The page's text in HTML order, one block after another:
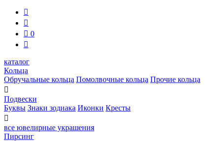


 0

каталог
Кольца
Обручальные кольца Помолвочные кольца Прочие кольца

Подвески
Буквы Знаки зодиака Иконки Кресты

все ювелирные украшения
Пирсинг